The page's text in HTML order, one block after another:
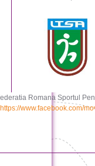
Romana Sportul
https://www.facebook.com/